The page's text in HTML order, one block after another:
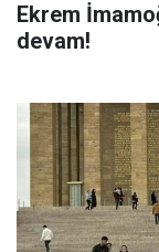
Ekrem
devam!